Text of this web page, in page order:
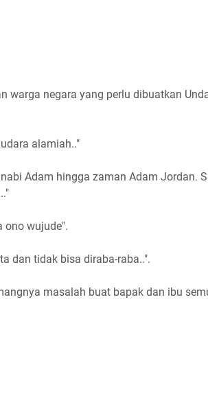
warga negara yang perlu dibuatkan
alamiah.."
Adam hingga zaman Adam Jordan.
ono wujude".
dan tidak bisa diraba-raba..".
masalah buat bapak dan ibu